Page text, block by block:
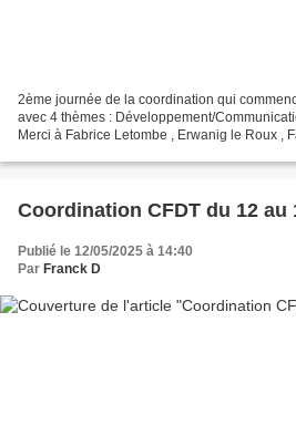
2ème journée de la coordination qui
avec 4 thèmes : Développement/
Merci à Fabrice Letombe , Erwanig le Roux ,
Coordination CFDT du 12 au
Publié le 12/05/2025 à 14:40
Par Franck D